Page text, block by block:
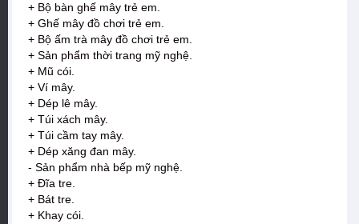
+ Bộ bàn ghế mây trẻ em.
+ Ghế mây đồ chơi trẻ em.
+ Bộ ấm trà mây đồ chơi trẻ em.
+ Sản phẩm thời trang mỹ nghệ.
+ Mũ cói.
+ Ví mây.
+ Dép lê mây.
+ Túi xách mây.
+ Túi cầm tay mây.
+ Dép xăng đan mây.
- Sản phẩm nhà bếp mỹ nghệ.
+ Đĩa tre.
+ Bát tre.
+ Khay cói.